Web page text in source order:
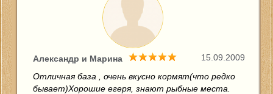
15.09.2009
Александр и Марина
Отличная база , очень вкусно кормят(что редко
бывает)Хорошие егеря, знают рыбные места.